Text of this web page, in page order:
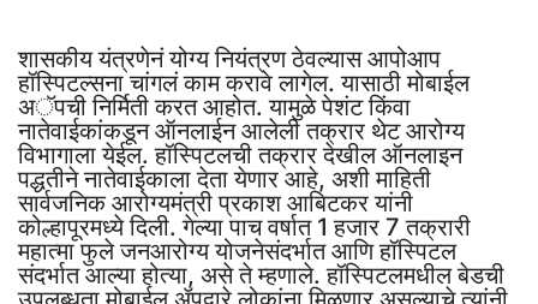
शासकीय यंत्रणेनं योग्य नियंत्रण ठेवल्यास आपोआप
हॉस्पिटल्सना चांगलं काम करावे लागेल. यासाठी मोबाईल
अॅपची निर्मिती करत आहोत. यामुळे पेशंट किंवा
नातेवाईकांकडून ऑनलाईन आलेली तक्रार थेट आरोग्य
विभागाला येईल. हॉस्पिटलची तक्रार देखील ऑनलाइन
पद्धतीने नातेवाईकाला देता येणार आहे, अशी माहिती
सार्वजनिक आरोग्यमंत्री प्रकाश आबिटकर यांनी
कोल्हापूरमध्ये दिली. गेल्या पाच वर्षात 1 हजार 7 तक्रारी
महात्मा फुले जनआरोग्य योजनेसंदर्भात आणि हॉस्पिटल
संदर्भात आल्या होत्या, असे ते म्हणाले. हॉस्पिटलमधील बेडची